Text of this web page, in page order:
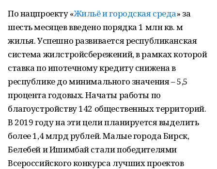
По нацпроекту «Жильё и городская среда» за
шесть месяцев введено порядка 1 млн кв. м
жилья. Успешно развивается республиканская
система жилстройсбережений, в рамках которой
ставка по ипотечному кредиту снижена в
республике до минимального значения – 5,5
процента годовых. Начаты работы по
благоустройству 142 общественных территорий.
В 2019 году на эти цели планируется выделить
более 1,4 млрд рублей. Малые города Бирск,
Белебей и Ишимбай стали победителями
Всероссийского конкурса лучших проектов